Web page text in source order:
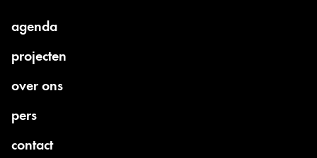
agenda
projecten
over ons
pers
contact